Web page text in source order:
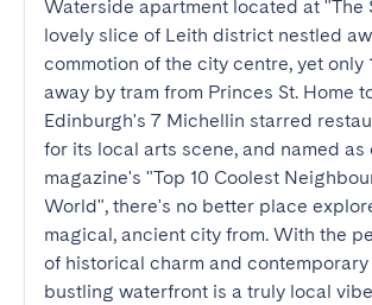
Waterside apartment located at "The
lovely slice of Leith district nestled
commotion of the city centre, yet only
away by tram from Princes St. Home
Edinburgh's 7 Michellin starred
for its local arts scene, and named as
magazine's "Top 10 Coolest
World", there's no better place
magical, ancient city from. With the
of historical charm and contemporary
bustling waterfront is a truly local